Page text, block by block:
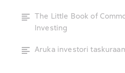
The Little Book of
Investing
Aruka investori